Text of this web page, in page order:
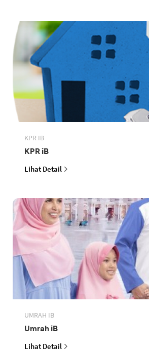
KPR IB
KPR iB
Lihat Detail
UMRAH IB
Umrah iB
Lihat Detail